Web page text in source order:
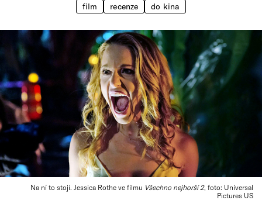
film recenze do kina
Na ní to stojí. Jessica Rothe ve filmu Všechno nejhorší 2, foto: Universal
Pictures US